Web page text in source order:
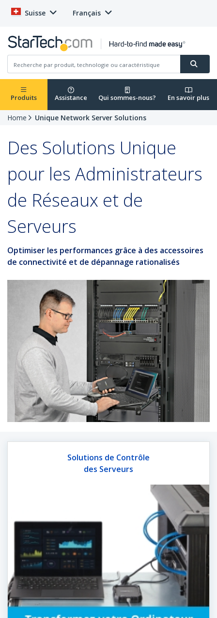
Suisse Français
Produits Assistance Qui sommes-nous? En savoir plus
Home Unique Network Server Solutions
Des Solutions Unique
pour les Administrateurs
de Réseaux et de
Serveurs
Optimiser les performances grâce à des accessoires
de connectivité et de dépannage rationalisés
Solutions de Contrôle
des Serveurs